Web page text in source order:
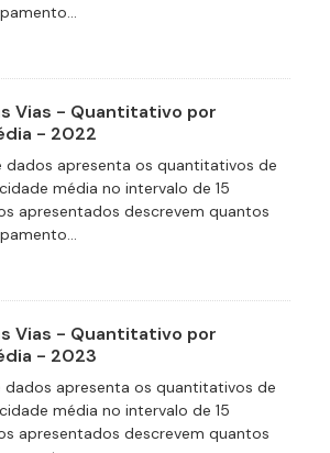
Vias - Quantitativo por
- 2022
dados apresenta os quantitativos de
média no intervalo de 15
apresentados descrevem quantos
Vias - Quantitativo por
- 2023
dados apresenta os quantitativos de
média no intervalo de 15
apresentados descrevem quantos